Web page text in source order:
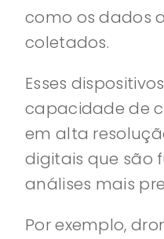
como os dados
coletados.
Esses
capacidade de
em alta
digitais que são
análises mais
Por exemplo,